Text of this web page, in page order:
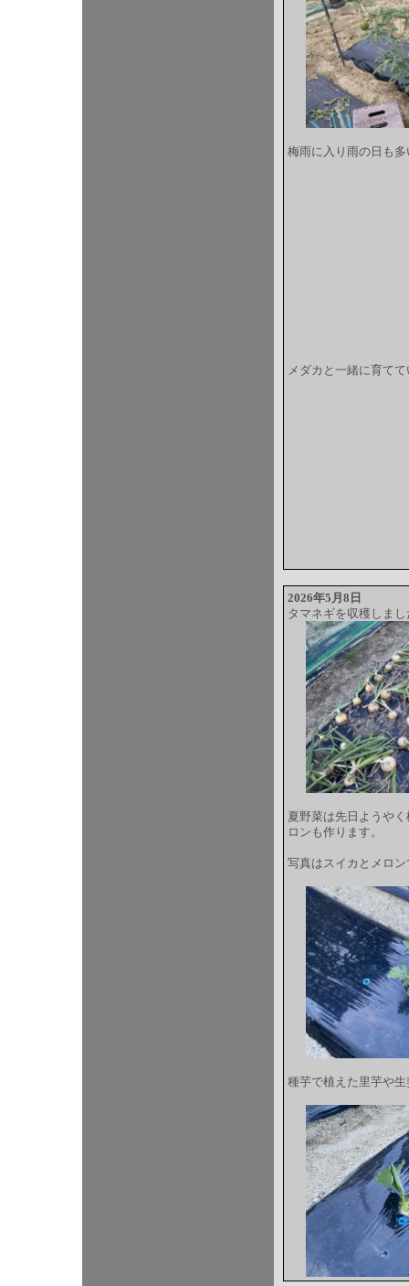
梅雨に入り雨の日も
メダカと一緒に育て
2026年5月8日
タマネギを収穫しま
夏野菜は先日ようや
ロンも作ります。
写真はスイカとメロン
種芋で植えた里芋や